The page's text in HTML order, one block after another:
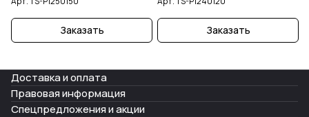
Заказать Заказать
Доставка и оплата
Правовая информация
Спецпредложения и акции